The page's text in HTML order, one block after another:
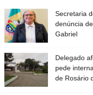
Secretaria
denúncia
Gabriel
Delegado
pede
de Rosário